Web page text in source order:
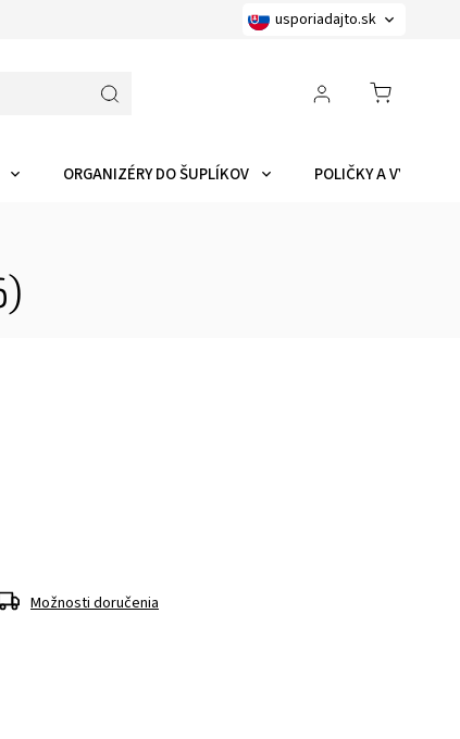
usporiadajto.sk
ORGANIZÉRY DO ŠUPLÍKOV POLIČKY A
Možnosti doručenia